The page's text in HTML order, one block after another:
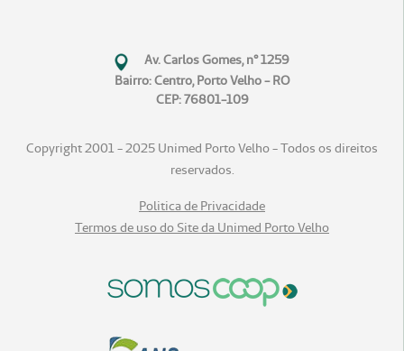
Av. Carlos Gomes, n° 1259
Bairro: Centro, Porto Velho - RO
CEP: 76801-109
Copyright 2001 - 2025 Unimed Porto Velho - Todos os direitos
reservados.
Politica de Privacidade
Termos de uso do Site da Unimed Porto Velho